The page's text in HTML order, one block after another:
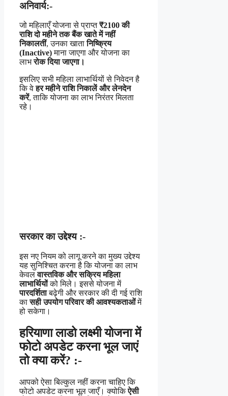
अनिवार्य:-
जो महिलाएँ योजना से प्राप्त₹2100 की
राशि दो महीने तक बैंक खाते में नहीं
निकालतीं, उनका खातानिष्क्रिय
(Inactive)माना जाएगा और योजना का
लाभरोक दिया जाएगा।
इसलिए सभी महिला लाभार्थियों से निवेदन है
कि वेहर महीने राशि निकालें और लेनदेन
करें, ताकि योजना का लाभ निरंतर मिलता
रहे।
सरकार का उद्देश्य :-
इस नए नियम को लागू करने का मुख्य उद्देश्य
यह सुनिश्चित करना है कि योजना का लाभ
केवलवास्तविक और सक्रिय महिला
लाभार्थियोंको मिले। इससे योजना में
पारदर्शिताबढ़ेगी और सरकार की दी गई राशि
कासही उपयोग परिवार की आवश्यकताओंमें
हो सकेगा।
हरियाणा लाडो लक्ष्मी योजना में
फोटो अपडेट करना भूल जाएं
तो क्या करें? :-
आपको ऐसा बिल्कुल नहीं करना चाहिए कि
फोटो अपडेट करना भूल जाएँ। क्योकिऐसी